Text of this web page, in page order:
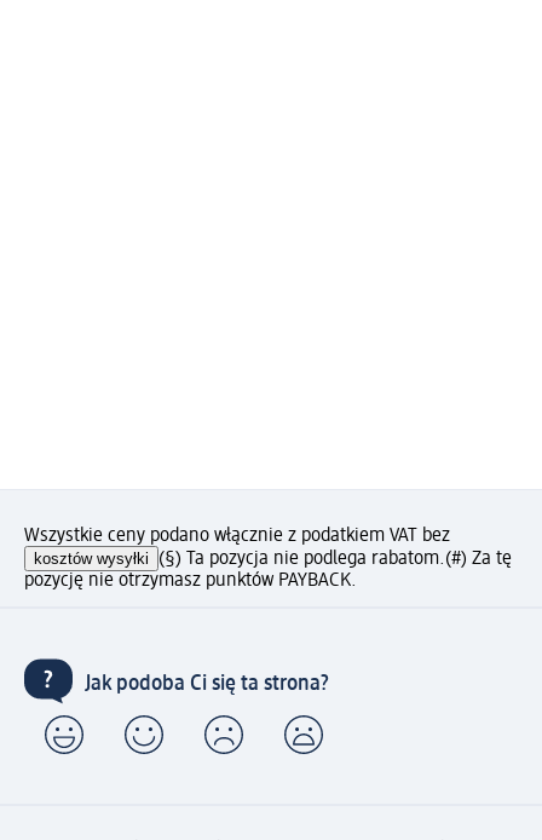
Wszystkie ceny podano włącznie z podatkiem VAT bez
kosztów wysyłki (§) Ta pozycja nie podlega rabatom.(#) Za tę
pozycję nie otrzymasz punktów PAYBACK.
Jak podoba Ci się ta strona?